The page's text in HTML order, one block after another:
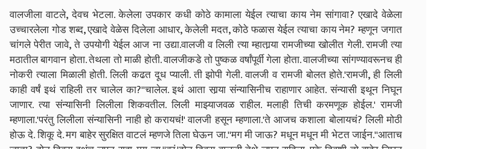
वालजीला वाटले,देवच भेटला. केलेला उपकार कधी कोठे कामाला येईल त्याचा काय नेम सांगावा?एखादे वेळेला
उच्चारलेला गोड शब्द,एखादे वेळेस दिलेला आधार,केलेली मदत,कोठे फळास येईल त्याचा काय नेम?म्हणून जगात
चांगले पेरीत जावे,ते उपयोगी येईल आज ना उद्या.वालजी व लिली त्या म्हातार्‍या रामजीच्या खोलीत गेली. रामजी त्या
मठातील बागवान होता. तेथला तो माळी होती. वालजीकडे तो पुष्कळ वर्षांपूर्वी गेला होता. वालजीच्या सांगण्यावरूनच ही
नोकरी त्याला मिळाली होती. लिली कढत दूध प्याली. ती झोपी गेली. वालजी व रामजी बोलत होते.'रामजी,ही लिली
काही वर्षं इथं राहिली तर चालेल का?''चालेल. इथं आता सार्‍या संन्यासिनीच राहाणार आहेत. संन्यासी इथून निघून
जाणार. त्या संन्यासिनी लिलीला शिकवतील. लिली माझ्याजवळ राहील. मलाही तिची करमणूक होईल.'रामजी
म्हणाला.'परंतु लिलीला संन्यासिनी नाही हो करायचं!'वालजी हसून म्हणाला.'ते आजच कशाला बोलायचं?लिली मोठी
होऊ दे. शिकू दे. मग बाहेर सुरक्षित वाटलं म्हणजे तिला घेऊन जा.''मग मी जाऊ?मधून मधून मी भेटत जाईन.''आताच